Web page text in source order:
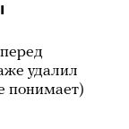
удалил
понимает)